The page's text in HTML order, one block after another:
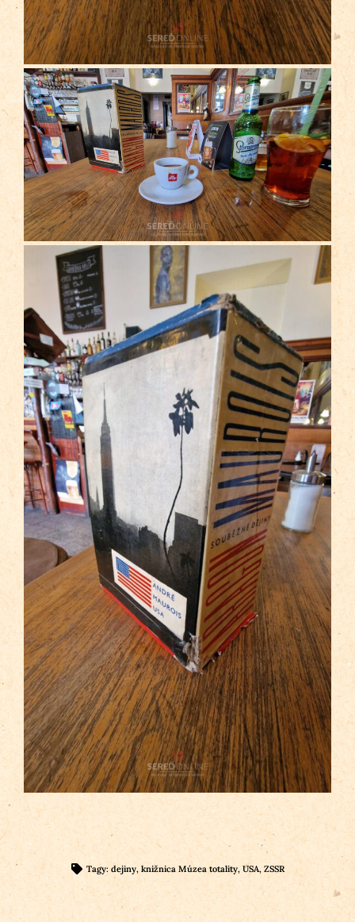
Tagy: dejiny, knižnica Múzea totality, USA, ZSSR